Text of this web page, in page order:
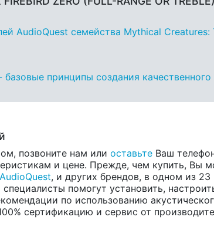
AudioQuest семейства Mythical Creatures:
принципы создания качественного
позвоните нам или оставьте Ваш
и цене. Прежде, чем купить, Вы
AudioQuest, и других брендов, в одном из 23
помогут установить,
по использованию
сертификацию и сервис от